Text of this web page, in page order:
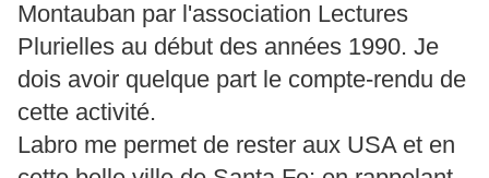
Montauban par l'association Lectures
Plurielles au début des années 1990. Je
dois avoir quelque part le compte-rendu de
cette activité.
Labro me permet de rester aux USA et en